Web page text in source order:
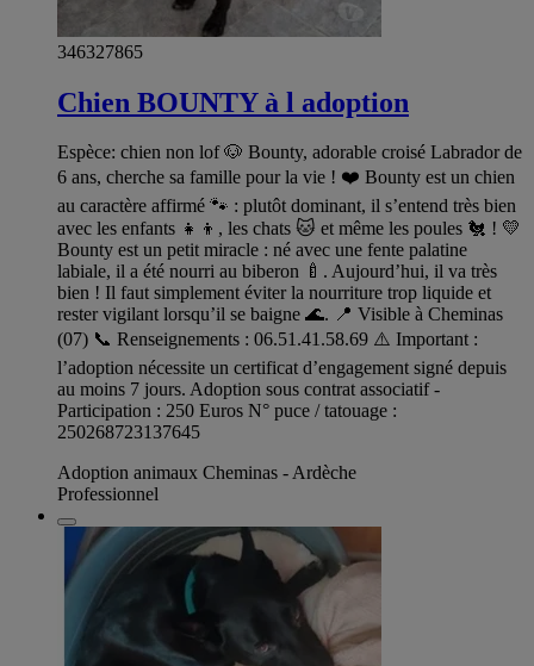
346327865
Chien BOUNTY à l adoption
Espèce: chien non lof 🐶 Bounty, adorable croisé Labrador de
6 ans, cherche sa famille pour la vie ! ❤️ Bounty est un chien
au caractère affirmé 🐾 : plutôt dominant, il s’entend très bien
avec les enfants 👧👦, les chats 🐱 et même les poules 🐔 ! 💛
Bounty est un petit miracle : né avec une fente palatine
labiale, il a été nourri au biberon 🍼. Aujourd’hui, il va très
bien ! Il faut simplement éviter la nourriture trop liquide et
rester vigilant lorsqu’il se baigne 🌊. 📍 Visible à Cheminas
(07) 📞 Renseignements : 06.51.41.58.69 ⚠️ Important :
l’adoption nécessite un certificat d’engagement signé depuis
au moins 7 jours. Adoption sous contrat associatif -
Participation : 250 Euros N° puce / tatouage :
250268723137645
Adoption animaux Cheminas - Ardèche
Professionnel